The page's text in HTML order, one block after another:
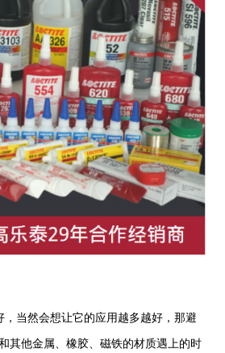
，当然会想让它的应用越多越好，那避
其他金属、橡胶、磁铁的材质遇上的时